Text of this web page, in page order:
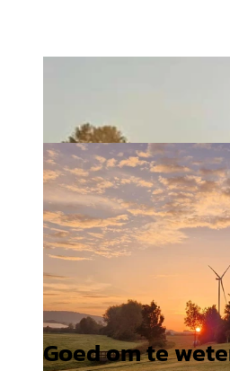
Goed om te